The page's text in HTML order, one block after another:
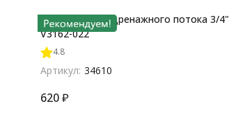
Ограничитель дренажного потока 3/4"
V3162-022
4.8
Артикул: 34610
620 ₽